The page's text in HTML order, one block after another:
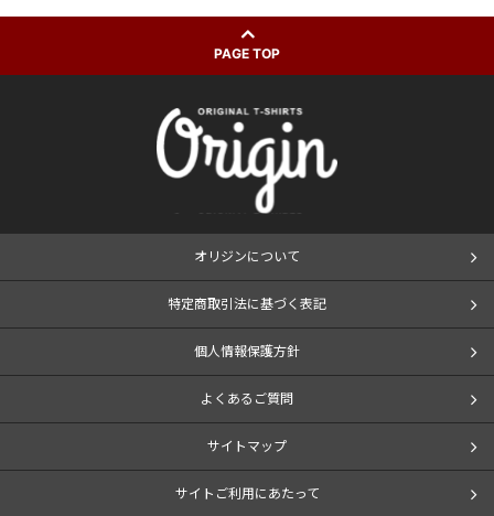
PAGE TOP
オリジンについて
特定商取引法に基づく表記
個人情報保護方針
よくあるご質問
サイトマップ
サイトご利用にあたって